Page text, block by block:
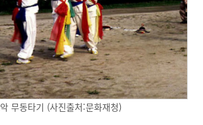
무동타기 (사진출처:문화재청)